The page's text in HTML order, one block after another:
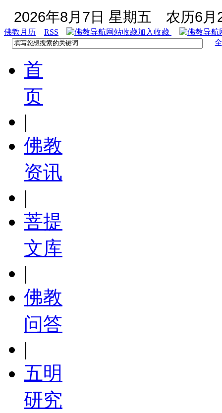
2026年8月7日 星期五 农历6月
佛教月历 RSS
加入收藏
首
页
|
佛教
资讯
|
菩提
文库
|
佛教
问答
|
五明
研究